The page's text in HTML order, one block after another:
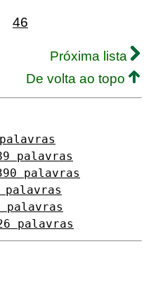
46
Próxima lista
De volta ao topo
palavras
palavras
palavras
palavras
palavras